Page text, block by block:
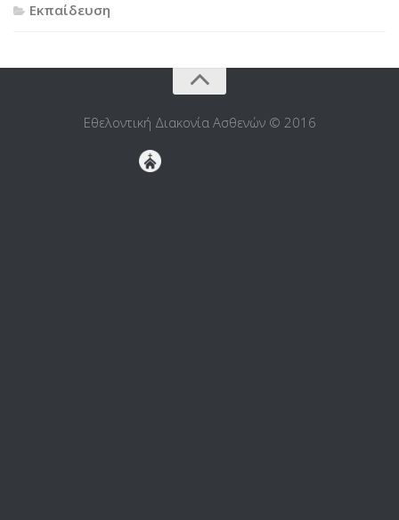
Εκπαίδευση
Εθελοντική Διακονία Ασθενών © 2016